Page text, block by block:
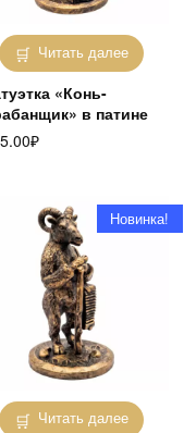
Читать далее
«Конь-
в патине
₽
Читать далее
Новинка!